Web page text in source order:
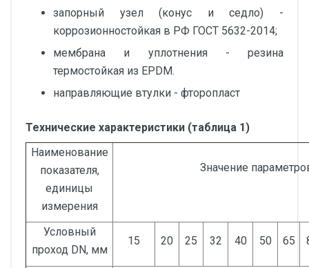
запорный узел (конус и седло) -
коррозионностойкая в РФ ГОСТ 5632-2014;
мембрана и уплотнения - резина
термостойкая из EPDM.
направляющие втулки - фторопласт
Технические характеристики (таблица 1)
Наименование
показателя,
единицы
измерения
Значение
Условный
проход DN, мм
15 20 25 32 40 50 65